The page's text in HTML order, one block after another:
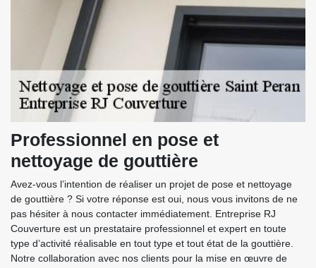
Professionnel en pose et
nettoyage de gouttière
Avez-vous l’intention de réaliser un projet de pose et nettoyage
de gouttière ? Si votre réponse est oui, nous vous invitons de ne
pas hésiter à nous contacter immédiatement. Entreprise RJ
Couverture est un prestataire professionnel et expert en toute
type d’activité réalisable en tout type et tout état de la gouttière.
Notre collaboration avec nos clients pour la mise en œuvre de